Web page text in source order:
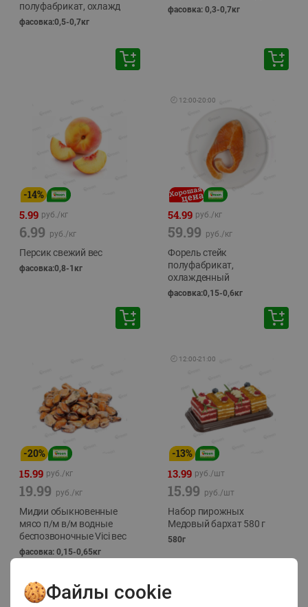
полуфабрикат, охлажд
фасовка:0,5-0,7кг
фасовка: 0,3-0,7кг
-14%
5.99 руб./кг
6.99 руб./кг
Персик свежий вес
фасовка:0,8-1кг
🕘 12:00-20:00
54.99 руб./кг
59.99 руб./кг
Форель стейк
полуфабрикат,
охлажденный
фасовка:0,15-0,6кг
-20%
15.99 руб./кг
19.99 руб./кг
Мидии обыкновенные
мясо п/м в/м водные
беспозвоночные Vici вес
фасовка: 0,15-0,65кг
🕘 12:00-21:00
-13%
13.99 руб./шт
15.99 руб./шт
Набор пирожных
Медовый бархат 580 г
580г
Файлы cookie